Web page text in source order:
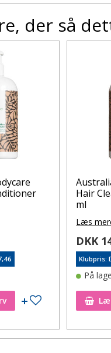
der så
Tilføj til
Hair
ml
Læs
DKK
Klubpris:
På